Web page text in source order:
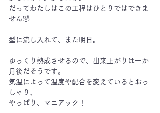
だってわたしはこの工程はひとりではできま
せん🤣
型に流し入れて、また明日。
ゆっくり熟成させるので、出来上がりは一か
月後だそうです。
気温によって温度や配合を変えているとおっ
しゃり、
やっぱり、マニアック！